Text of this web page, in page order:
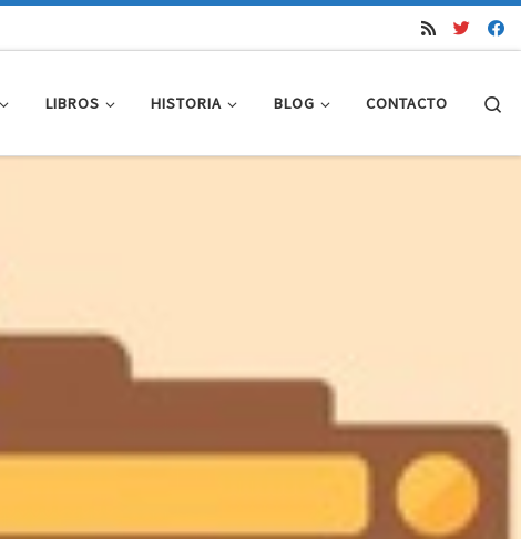
LIBROS HISTORIA BLOG CONTACTO